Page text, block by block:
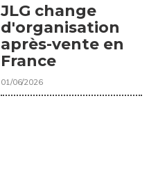
JLG change
d'organisation
après-vente en
France
01/06/2026